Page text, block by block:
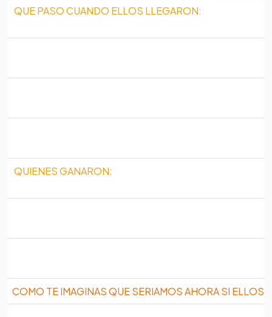
QUE PASO CUANDO ELLOS LLEGARON:
QUIENES GANARON:
COMO TE IMAGINAS QUE SERIAMOS AHORA SI ELLOS